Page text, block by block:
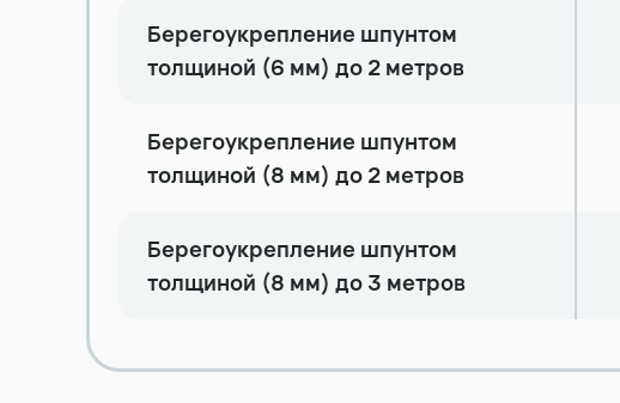
Берегоукрепление шпунтом
толщиной (6 мм) до 2 метров
Берегоукрепление шпунтом
толщиной (8 мм) до 2 метров
Берегоукрепление шпунтом
толщиной (8 мм) до 3 метров